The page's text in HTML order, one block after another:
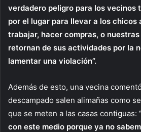
verdadero peligro para los vecinos
por el lugar para llevar a los chicos
trabajar, hacer compras, o
retornan de sus actividades por la
lamentar una violación”.
Además de esto, una vecina
descampado salen alimañas como
que se meten a las casas contiguas:
con este medio porque ya no